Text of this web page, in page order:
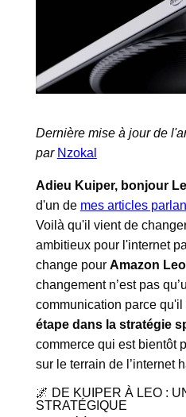
Dernière mise à jour de
par Nzokal
Adieu Kuiper, bonjour
d'un de mes articles
Voilà qu'il vient de
ambitieux pour l'internet
change pour Amazon Leo
changement n’est pas
communication parce qu'il
étape dans la stratégie
commerce qui est bientôt
sur le terrain de l’internet
🌌 DE KUIPER À LEO :
STRATÉGIQUE